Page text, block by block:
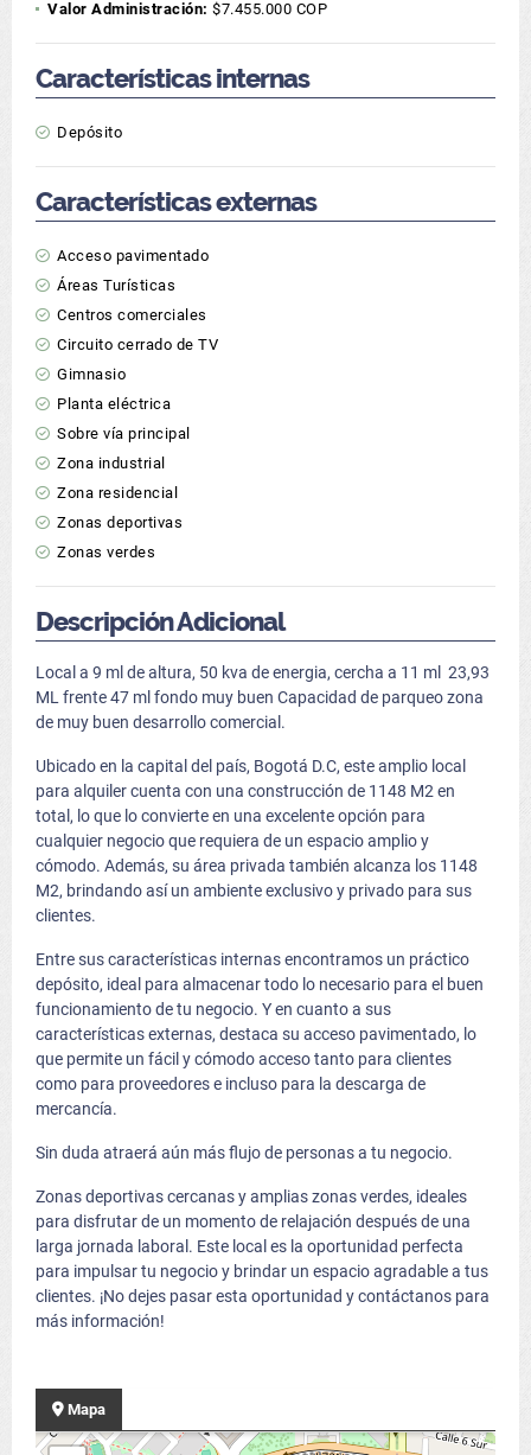
Valor Administración: $7.455.000 COP
Características internas
Depósito
Características externas
Acceso pavimentado
Áreas Turísticas
Centros comerciales
Circuito cerrado de TV
Gimnasio
Planta eléctrica
Sobre vía principal
Zona industrial
Zona residencial
Zonas deportivas
Zonas verdes
Descripción Adicional
Local a 9 ml de altura, 50 kva de energia, cercha a 11 ml 23,93
ML frente 47 ml fondo muy buen Capacidad de parqueo zona
de muy buen desarrollo comercial.
Ubicado en la capital del país, Bogotá D.C, este amplio local
para alquiler cuenta con una construcción de 1148 M2 en
total, lo que lo convierte en una excelente opción para
cualquier negocio que requiera de un espacio amplio y
cómodo. Además, su área privada también alcanza los 1148
M2, brindando así un ambiente exclusivo y privado para sus
clientes.
Entre sus características internas encontramos un práctico
depósito, ideal para almacenar todo lo necesario para el buen
funcionamiento de tu negocio. Y en cuanto a sus
características externas, destaca su acceso pavimentado, lo
que permite un fácil y cómodo acceso tanto para clientes
como para proveedores e incluso para la descarga de
mercancía.
Sin duda atraerá aún más flujo de personas a tu negocio.
Zonas deportivas cercanas y amplias zonas verdes, ideales
para disfrutar de un momento de relajación después de una
larga jornada laboral. Este local es la oportunidad perfecta
para impulsar tu negocio y brindar un espacio agradable a tus
clientes. ¡No dejes pasar esta oportunidad y contáctanos para
más información!
Mapa